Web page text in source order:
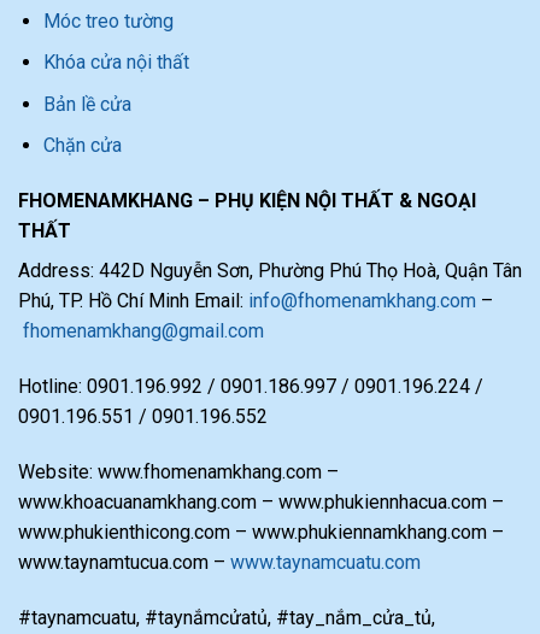
Móc treo tường
Khóa cửa nội thất
Bản lề cửa
Chặn cửa
FHOMENAMKHANG – PHỤ KIỆN NỘI THẤT & NGOẠI
THẤT
Address: 442D Nguyễn Sơn, Phường Phú Thọ Hoà, Quận Tân
Phú, TP. Hồ Chí Minh Email: info@fhomenamkhang.com –
fhomenamkhang@gmail.com
Hotline: 0901.196.992 / 0901.186.997 / 0901.196.224 /
0901.196.551 / 0901.196.552
Website: www.fhomenamkhang.com –
www.khoacuanamkhang.com – www.phukiennhacua.com –
www.phukienthicong.com – www.phukiennamkhang.com –
www.taynamtucua.com – www.taynamcuatu.com
#taynamcuatu, #taynắmcửatủ, #tay_nắm_cửa_tủ,